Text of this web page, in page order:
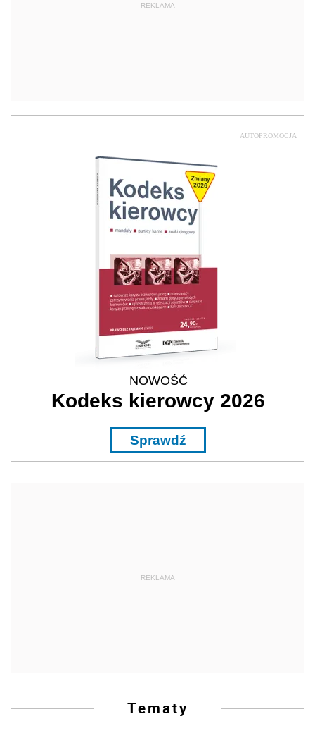
REKLAMA
AUTOPROMOCJA
NOWOŚĆ
Kodeks kierowcy 2026
Sprawdź
REKLAMA
Tematy